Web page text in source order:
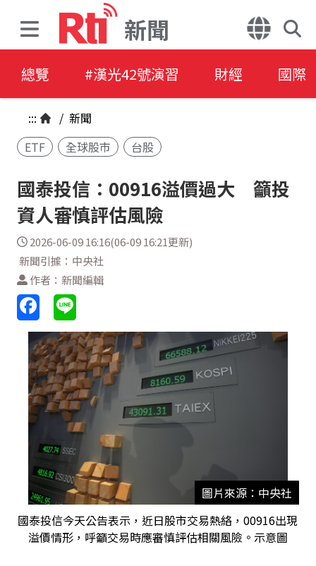
新聞
總覽 #漢光42號演習 財經 國際
::: / 新聞
ETF
全球股市 台股
國泰投信：00916溢價過大 籲投
資人審慎評估風險
2026-06-09 16:16(06-09 16:21更新)
新聞引據：中央社
作者：新聞編輯
圖片來源：中央社
國泰投信今天公告表示，近日股市交易熱絡，00916出現
溢價情形，呼籲交易時應審慎評估相關風險。示意圖